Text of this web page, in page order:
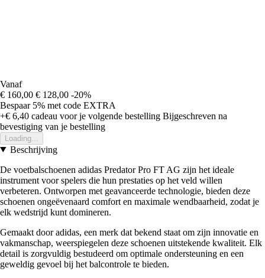
Vanaf
€ 160,00 € 128,00 -20%
Bespaar 5% met code EXTRA
+€ 6,40 cadeau voor je volgende bestelling Bijgeschreven na
bevestiging van je bestelling
Loading...
Beschrijving
De voetbalschoenen adidas Predator Pro FT AG zijn het ideale
instrument voor spelers die hun prestaties op het veld willen
verbeteren. Ontworpen met geavanceerde technologie, bieden deze
schoenen ongeëvenaard comfort en maximale wendbaarheid, zodat je
elk wedstrijd kunt domineren.
Gemaakt door adidas, een merk dat bekend staat om zijn innovatie en
vakmanschap, weerspiegelen deze schoenen uitstekende kwaliteit. Elk
detail is zorgvuldig bestudeerd om optimale ondersteuning en een
geweldig gevoel bij het balcontrole te bieden.